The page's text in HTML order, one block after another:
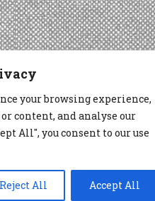
your browsing experience,
content, and analyse our
All", you consent to our use
Reject All Accept All